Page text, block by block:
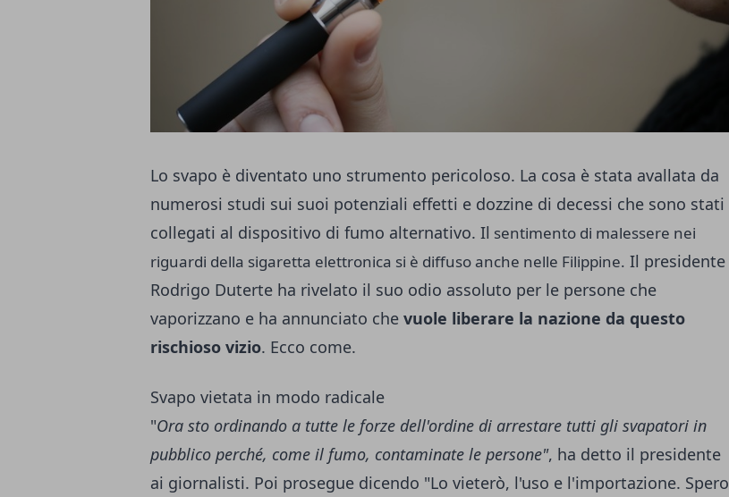
Lo svapo è diventato uno strumento pericoloso. La cosa è stata avallata da
numerosi studi sui suoi potenziali effetti e dozzine di decessi che sono stati
collegati al dispositivo di fumo alternativo. Il sentimento di malessere nei
riguardi della sigaretta elettronica si è diffuso anche nelle Filippine. Il presidente
Rodrigo Duterte ha rivelato il suo odio assoluto per le persone che
vaporizzano e ha annunciato che vuole liberare la nazione da questo
rischioso vizio. Ecco come.
Svapo vietata in modo radicale
"Ora sto ordinando a tutte le forze dell'ordine di arrestare tutti gli svapatori in
pubblico perché, come il fumo, contaminate le persone", ha detto il presidente
ai giornalisti. Poi prosegue dicendo "Lo vieterò, l'uso e l'importazione. Spero